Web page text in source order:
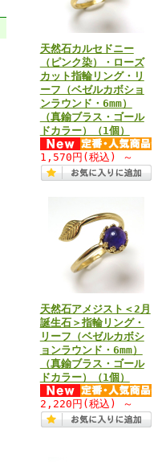
天然石カルセドニー
（ピンク染）・ローズ
カット指輪リング・リ
ーフ（ベゼルカボショ
ンラウンド・6mm）
（真鍮ブラス・ゴール
ドカラー）（1個）
1,570円 (税込) ～
天然石アメジスト＜2月
誕生石＞指輪リング・
リーフ（ベゼルカボシ
ョンラウンド・6mm）
（真鍮ブラス・ゴール
ドカラー）（1個）
2,220円 (税込) ～